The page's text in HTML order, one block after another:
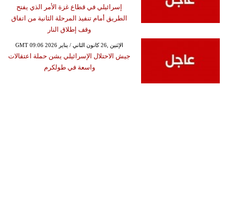
إسرائيلي في قطاع غزة الأمر الذي يفتح
الطريق أمام تنفيذ المرحلة الثانية من اتفاق
وقف إطلاق النار
GMT 09:06 2026 الإثنين ,26 كانون الثاني / يناير
جيش الاحتلال الإسرائيلي يشن حملة اعتقالات
واسعة في طولكرم